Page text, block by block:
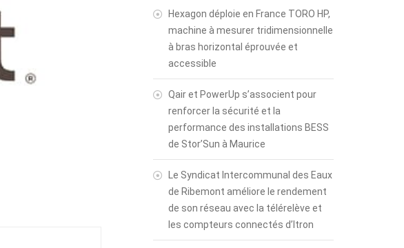
Hexagon déploie en France TORO HP,
machine à mesurer tridimensionnelle
à bras horizontal éprouvée et
accessible
Qair et PowerUp s’associent pour
renforcer la sécurité et la
performance des installations BESS
de Stor’Sun à Maurice
Le Syndicat Intercommunal des Eaux
de Ribemont améliore le rendement
de son réseau avec la télérelève et
les compteurs connectés d’Itron